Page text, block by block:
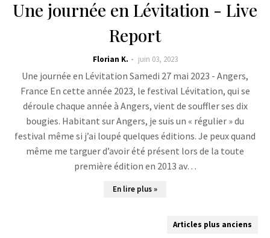
Une journée en Lévitation - Live
Report
Florian K. juin 03, 2023
Une journée en Lévitation Samedi 27 mai 2023 - Angers,
France En cette année 2023, le festival Lévitation, qui se
déroule chaque année à Angers, vient de souffler ses dix
bougies. Habitant sur Angers, je suis un « régulier » du
festival même si j’ai loupé quelques éditions. Je peux quand
même me targuer d’avoir été présent lors de la toute
première édition en 2013 av…
En lire plus »
Articles plus anciens